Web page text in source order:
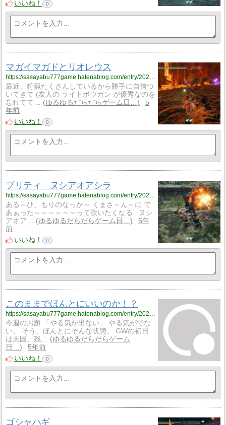
いいね！
0
マガイマガドとリオレウス
https://sasayabu777game.hatenablog.com/entry/2021/05/17/170000
最近、狩猟たくさんしているから勝手に自信つ
いてきて (友人の ライトボウガン が優秀なのを
忘れてて…
ゆるゆるだらだらゲーム日…
5
年前
いいね！
0
プリティ ヌシアオアシラ
https://sasayabu777game.hatenablog.com/entry/2021/05/16/170000
ある～ひ、もりのなっか～ くまさ～ん～に で
あぁった～～～～～～って歌いたくなる ヌシ
アオア…
ゆるゆるだらだらゲーム日…
5年
前
いいね！
0
このままでほんとにいいのか！？
https://sasayabu777game.hatenablog.com/entry/2021/05/16/030935
今週のお題 「やる気が出ない」 やる気がでな
い。 そう、ほんとにそんな状態。 GWの初日
は天国、残…
ゆるゆるだらだらゲーム
日…
5年前
いいね！
0
ゴシャハギ